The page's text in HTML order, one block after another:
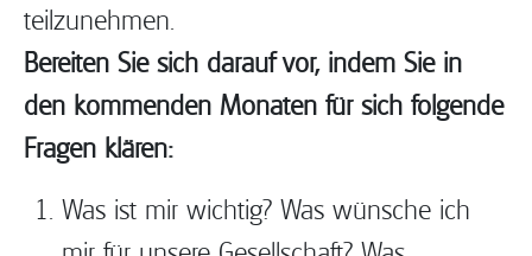
teilzunehmen.
Bereiten Sie sich darauf vor, indem Sie in
den kommenden Monaten für sich folgende
Fragen klären:
Was ist mir wichtig? Was wünsche ich